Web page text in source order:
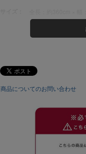
芯 地：綿100%
配送：
宅配便
[梱包・包装について]
ゴミ削減とお客様に
過剰梱包をしないエ
商品についてのお問い合わせ